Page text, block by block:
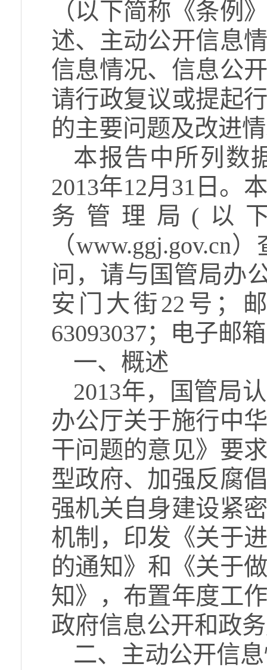
（以下简称《条例
述、主动公开信息
信息情况、信息公
请行政复议或提起
的主要问题及改进
本报告中所列数
2013年12月31日。
务管理局(以
（www.ggj.gov.cn
问，请与国管局办
安门大街22号；
63093037；电子邮
一、概述
2013年，国管局
办公厅关于施行中
干问题的意见》要
型政府、加强反腐
强机关自身建设紧
机制，印发《关于
的通知》和《关于
知》，布置年度工
政府信息公开和政
二、主动公开信